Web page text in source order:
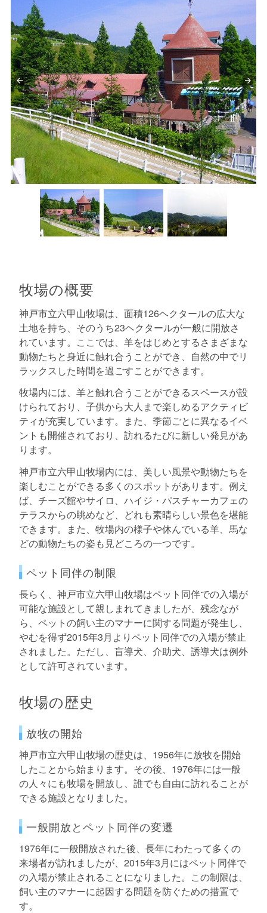
牧場の概要
神戸市立六甲山牧場は、面積126ヘクタールの広大な
土地を持ち、そのうち23ヘクタールが一般に開放さ
れています。ここでは、羊をはじめとするさまざまな
動物たちと身近に触れ合うことができ、自然の中でリ
ラックスした時間を過ごすことができます。
牧場内には、羊と触れ合うことができるスペースが設
けられており、子供から大人まで楽しめるアクティビ
ティが充実しています。また、季節ごとに異なるイベ
ントも開催されており、訪れるたびに新しい発見があ
ります。
神戸市立六甲山牧場内には、美しい風景や動物たちを
楽しむことができる多くのスポットがあります。例え
ば、チーズ館やサイロ、ハイジ・パスチャーカフェの
テラスからの眺めなど、どれも素晴らしい景色を堪能
できます。また、牧場内の様子や休んでいる羊、馬な
どの動物たちの姿も見どころの一つです。
ペット同伴の制限
長らく、神戸市立六甲山牧場はペット同伴での入場が
可能な施設として親しまれてきましたが、残念なが
ら、ペットの飼い主のマナーに関する問題が発生し、
やむを得ず2015年3月よりペット同伴での入場が禁止
されました。ただし、盲導犬、介助犬、誘導犬は例外
として許可されています。
牧場の歴史
放牧の開始
神戸市立六甲山牧場の歴史は、1956年に放牧を開始
したことから始まります。その後、1976年には一般
の人々にも牧場を開放し、誰でも自由に訪れることが
できる施設となりました。
一般開放とペット同伴の変遷
1976年に一般開放された後、長年にわたって多くの
来場者が訪れましたが、2015年3月にはペット同伴で
の入場が禁止されることになりました。この制限は、
飼い主のマナーに起因する問題を防ぐための措置で
す。